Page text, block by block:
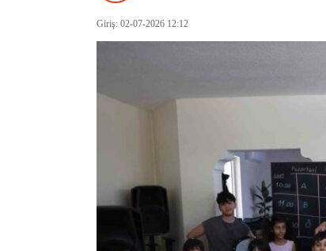
Giriş: 02-07-2026 12:12